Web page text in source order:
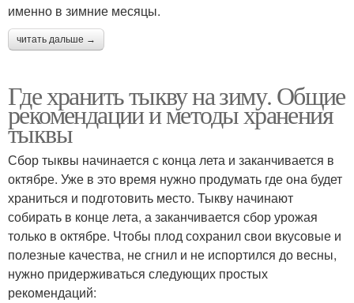
именно в зимние месяцы.
читать дальше →
Где хранить тыкву на зиму. Общие
рекомендации и методы хранения
тыквы
Сбор тыквы начинается с конца лета и заканчивается в
октябре. Уже в это время нужно продумать где она будет
храниться и подготовить место. Тыкву начинают
собирать в конце лета, а заканчивается сбор урожая
только в октябре. Чтобы плод сохранил свои вкусовые и
полезные качества, не сгнил и не испортился до весны,
нужно придерживаться следующих простых
рекомендаций: